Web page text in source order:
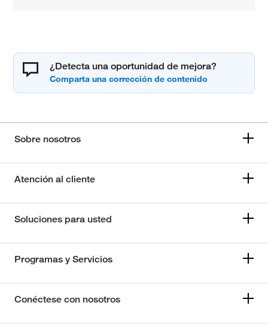
¿Detecta una oportunidad de mejora?
Sobre nosotros
Atención al cliente
Soluciones para usted
Programas y Servicios
Conéctese con nosotros